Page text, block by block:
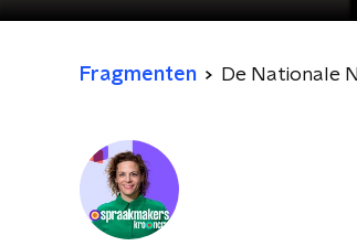
Fragmenten De Nationale